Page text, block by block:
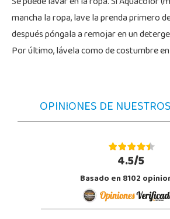
mancha la ropa, lave la prenda primero
después póngala a remojar en un
Por último, lávela como de costumbre
OPINIONES DE
4.5/5
Basado en 8102